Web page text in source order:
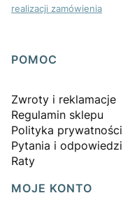
realizacji zamówienia
Linki w stopce
POMOC
Zwroty i reklamacje
Regulamin sklepu
Polityka prywatności
Pytania i odpowiedzi
Raty
MOJE KONTO